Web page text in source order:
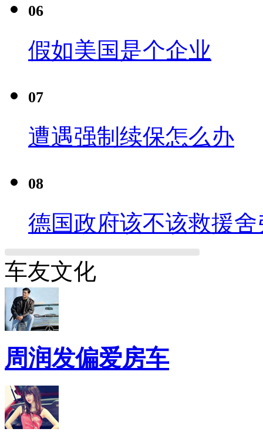
06
假如美国是个企业
07
遭遇强制续保怎么办
08
德国政府该不该救援舍
车友文化
周润发偏爱房车